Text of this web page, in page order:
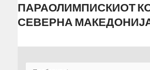
ПАРАОЛИМПИСКИОТ
СЕВЕРНА